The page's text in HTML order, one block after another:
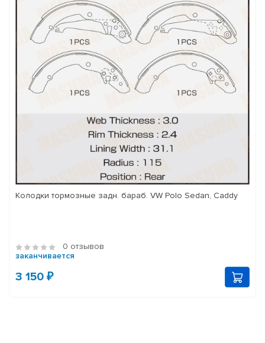
Колодки тормозные задн. бараб. VW Polo Sedan, Caddy
0 отзывов
заканчивается
3 150 ₽